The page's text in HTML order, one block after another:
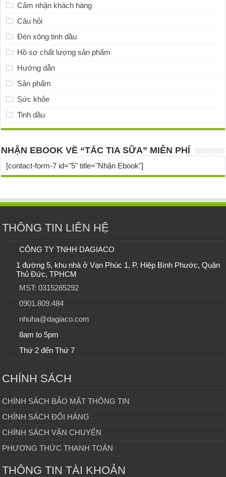
Cảm nhận khách hàng
Câu hỏi
Đèn xông tinh dầu
Hồ sơ chất lượng sản phẩm
Hướng dẫn
Sản phẩm
Sức khỏe
Tinh dầu
NHẬN EBOOK VỀ “TẮC TIA SỮA” MIỄN PHÍ
[contact-form-7 id="5" title="Nhận Ebook"]
THÔNG TIN LIÊN HỆ
CÔNG TY TNHH DAGIACO
1 đường 5, khu nhà ở Vạn Phúc 1, P. Hiệp Bình Phước, Quận
Thủ Đức, TPHCM
MST: 0315285292
0901.809.484
nhuha@dagiaco.com
8am to 5pm
Thứ 2 đến Thứ 7
CHÍNH SÁCH
CHÍNH SÁCH BẢO MẬT THÔNG TIN
CHÍNH SÁCH ĐỔI HÀNG
CHÍNH SÁCH VẬN CHUYỂN
PHƯƠNG THỨC THANH TOÁN
THÔNG TIN TÀI KHOẢN